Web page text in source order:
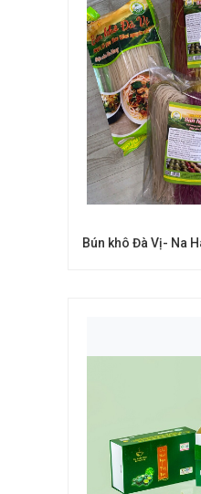
Bún khô Đà Vị- Na